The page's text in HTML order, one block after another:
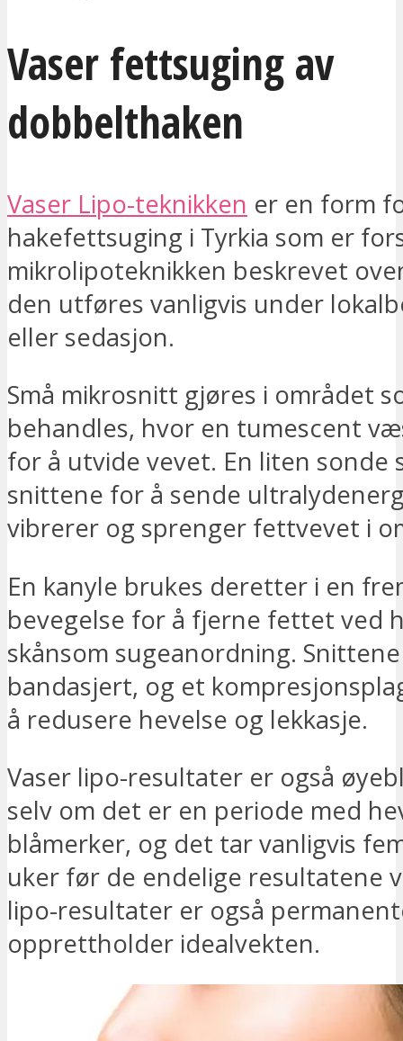
Vaser fettsuging av
dobbelthaken
Vaser Lipo-teknikken er en form
hakefettsuging i Tyrkia som er
mikrolipoteknikken beskrevet
den utføres vanligvis under
eller sedasjon.
Små mikrosnitt gjøres i området
behandles, hvor en tumescent
for å utvide vevet. En liten sonde
snittene for å sende
vibrerer og sprenger fettvevet i
En kanyle brukes deretter i en
bevegelse for å fjerne fettet ved
skånsom sugeanordning.
bandasjert, og et
å redusere hevelse og lekkasje.
Vaser lipo-resultater er også
selv om det er en periode med
blåmerker, og det tar vanligvis
uker før de endelige resultatene
lipo-resultater er også
opprettholder idealvekten.